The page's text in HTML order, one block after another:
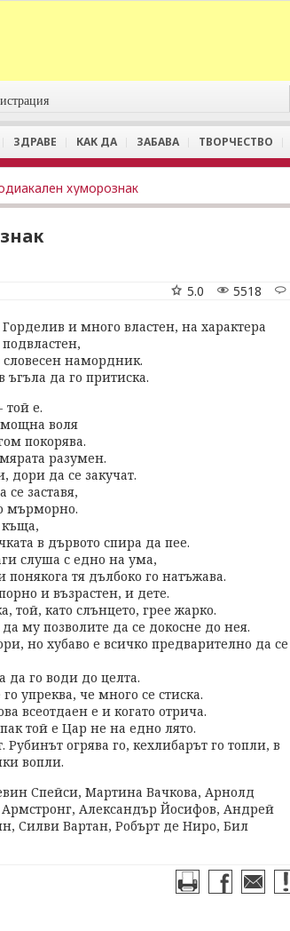
ЗДРАВЕ КАК ДА ЗАБАВА ТВОРЧЕСТВО
хуморознак
5518
5.0
Горделив и много властен, на характера
подвластен,
намордник.
да го притиска.
той е.
воля
покорява.
разумен.
дори да се закучат.
се заставя,
мърморно.
в дървото спира да пее.
слуша с едно на ума,
тя дълбоко го натъжава.
и възрастен, и дете.
той, като слънцето, грее жарко.
му позволите да се докосне до нея.
но хубаво е всичко предварително да се
да го води до целта.
упреква, че много се стиска.
всеотдаен е и когато отрича.
той е Цар не на едно лято.
огрява го, кехлибарът го топли, в
вопли.
Спейси, Мартина Вачкова, Арнолд
Александър Йосифов, Андрей
Силви Вартан, Робърт де Ниро, Бил